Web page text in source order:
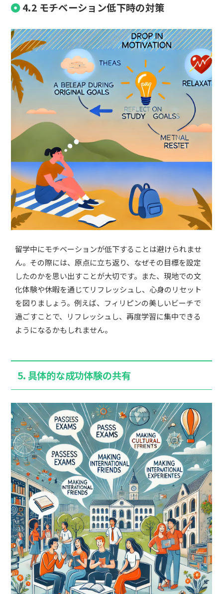
4.2 モチベーション低下時の対策
留学中にモチベーションが低下することは避けられませ
ん。その際には、原点に立ち返り、なぜその目標を設定
したのかを思い出すことが大切です。また、現地での文
化体験や休暇を通じてリフレッシュし、心身のリセット
を図りましょう。例えば、フィリピンの美しいビーチで
過ごすことで、リフレッシュし、再度学習に集中できる
ようになるかもしれません。
5. 具体的な成功体験の共有